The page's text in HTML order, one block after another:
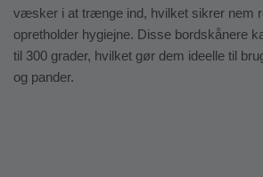
væsker i at trænge ind, hvilket sikrer nem
opretholder hygiejne. Disse bordskånere
til 300 grader, hvilket gør dem ideelle til
og pander.